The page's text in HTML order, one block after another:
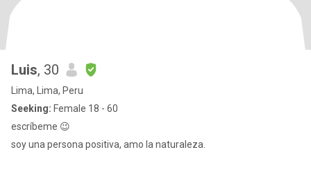
Luis, 30
Lima, Lima, Peru
Seeking: Female 18 - 60
escríbeme 😉
soy una persona positiva, amo la naturaleza.